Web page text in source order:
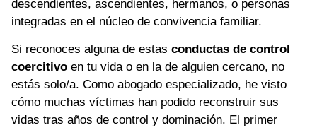
descendientes, ascendientes, hermanos, o personas
integradas en el núcleo de convivencia familiar.
Si reconoces alguna de estas conductas de control
coercitivo en tu vida o en la de alguien cercano, no
estás solo/a. Como abogado especializado, he visto
cómo muchas víctimas han podido reconstruir sus
vidas tras años de control y dominación. El primer